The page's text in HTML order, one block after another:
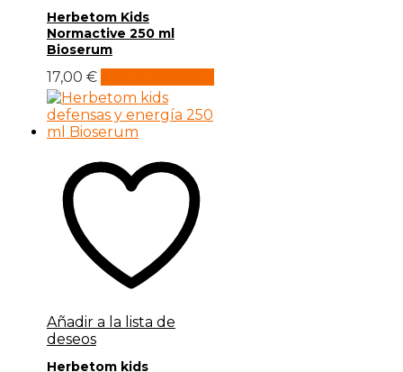
Herbetom Kids
Normactive 250 ml
Bioserum
17,00 €
Añadir a la lista de
deseos
Herbetom kids